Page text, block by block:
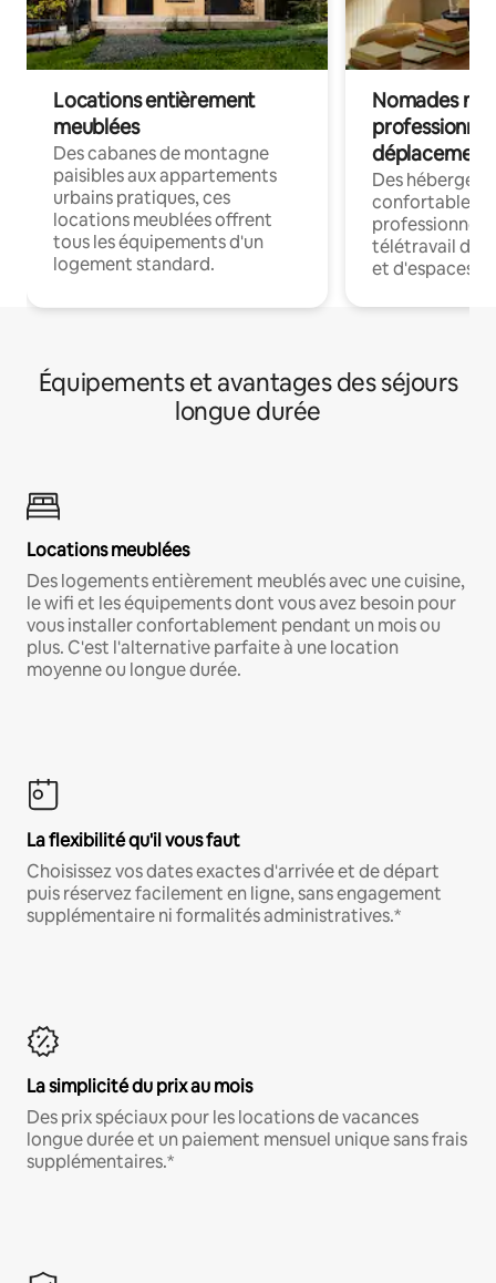
Locations entièrement
meublées
Des cabanes de montagne
paisibles aux appartements
urbains pratiques, ces
locations meublées offrent
tous les équipements d'un
logement standard.
Nomades
déplacement
Des
confortables
professionnels
télétravail
et d'espaces
Équipements et avantages des séjours
longue durée
Locations meublées
Des logements entièrement meublés avec une cuisine,
le wifi et les équipements dont vous avez besoin pour
vous installer confortablement pendant un mois ou
plus. C'est l'alternative parfaite à une location
moyenne ou longue durée.
La flexibilité qu'il vous faut
Choisissez vos dates exactes d'arrivée et de départ
puis réservez facilement en ligne, sans engagement
supplémentaire ni formalités administratives.*
La simplicité du prix au mois
Des prix spéciaux pour les locations de vacances
longue durée et un paiement mensuel unique sans frais
supplémentaires.*